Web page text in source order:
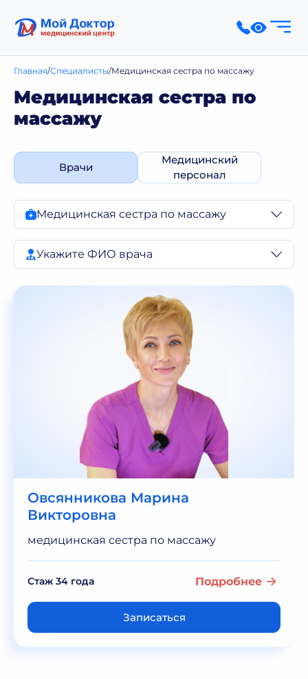
Главная Специалисты Медицинская сестра по массажу
Медицинская сестра по
массажу
Врачи
Медицинский
персонал
Медицинская сестра по массажу
Укажите ФИО врача
Овсянникова Марина
Викторовна
медицинская сестра по массажу
Стаж 34 года Подробнее
Записаться